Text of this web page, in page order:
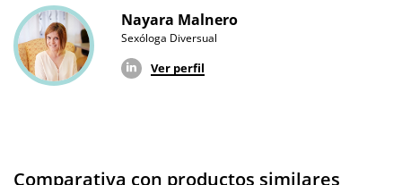
Nayara Malnero
Sexóloga Diversual
Ver perfil
Comparativa con productos similares